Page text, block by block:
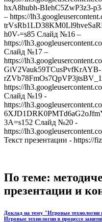
hxA8hubh-BIehC5ZwP3z3-
– https://
h0V-=s85 Слайд №16 –
https://
Слайд №17 –
https://
GiV2Vauk59TCusPvfKrAYB-
https://
Слайд №19 -
https://
3A=s152 Слайд №20 -
https://
Текст презентации - https://
По теме:
презентации и
Доклад на тему "Игровые технологии
Игровые технологии в процессе